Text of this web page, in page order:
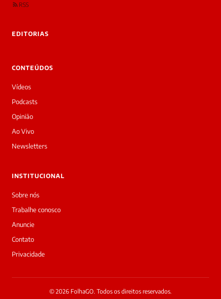
Boa
noite!
Sou
a
daqui
do
Prime.
Marcella
Mesquita
Araújo
acabou
de
essa
matéria
a
RSS
EDITORIAS
CONTEÚDOS
Vídeos
Podcasts
Opinião
Ao Vivo
Newsletters
INSTITUCIONAL
Sobre nós
Trabalhe conosco
Anuncie
Contato
Privacidade
© 2026 FolhaGO. Todos os direitos reservados.